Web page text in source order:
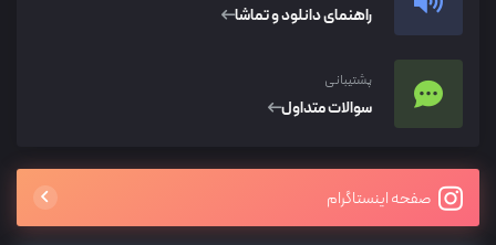
راهنمای دانلود و تماشا
پشتیبانی
سوالات متداول
صفحه اینستاگرام